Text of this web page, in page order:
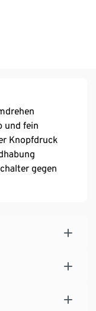
und fein
Knopfdruck
gegen